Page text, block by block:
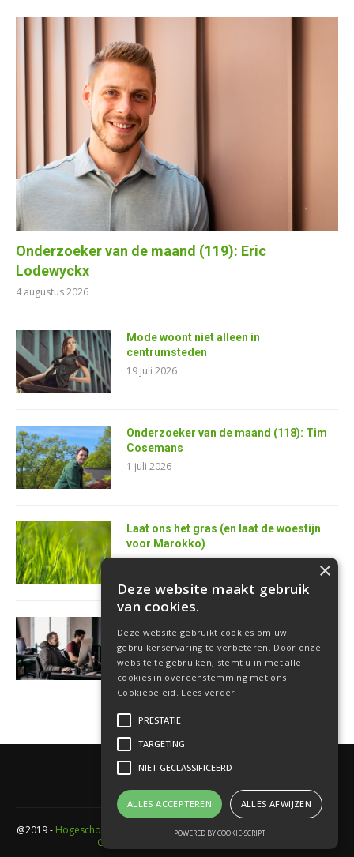
Onderzoeker van de maand (119): Eric
Lodewyckx
4 augustus 2026
Mode woont niet alleen in
centrumsteden
19 juli 2026
Onderzoeker van de maand (118): Tim
Cosemans
1 juli 2026
Laat ons het gras (en laat de woestijn
voor Marokko)
25 juni 2026
softwareontwikkelaar
18 juni 2026
@2019 - Hogeschool PXL
- Elfde-liniestraat 24 Gebouw A , 3500 Hasselt -
Cookieverklaring
×
Deze website maakt gebruik
van cookies.
Deze website gebruikt cookies om uw
gebruikerservaring te verbeteren. Door onze
website te gebruiken, stemt u in met alle
cookies in overeenstemming met ons
Cookiebeleid. Lees verder
PRESTATIE
TARGETING
NIET-GECLASSIFICEERD
ALLES ACCEPTEREN ALLES AFWIJZEN
POWERED BY COOKIE-SCRIPT